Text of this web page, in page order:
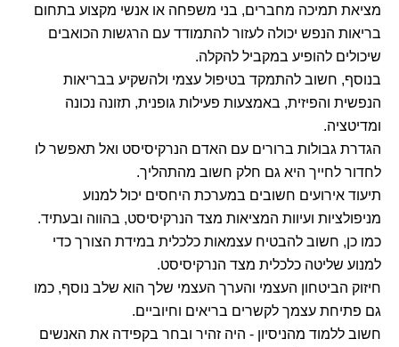
מציאת תמיכה מחברים, בני משפחה או אנשי מקצוע בתחום
בריאות הנפש יכולה לעזור להתמודד עם הרגשות הכואבים
שיכולים להופיע במקביל להקלה.
בנוסף, חשוב להתמקד בטיפול עצמי ולהשקיע בבריאות
הנפשית והפיזית, באמצעות פעילות גופנית, תזונה נכונה
ומדיטציה.
הגדרת גבולות ברורים עם האדם הנרקיסיסט ואל תאפשר לו
לחדור לחייך היא גם חלק חשוב מהתהליך.
תיעוד אירועים חשובים במערכת היחסים יכול למנוע
מניפולציות ועיוות המציאות מצד הנרקיסיסט, בהווה ובעתיד.
כמו כן, חשוב להבטיח עצמאות כלכלית במידת הצורך כדי
למנוע שליטה כלכלית מצד הנרקיסיסט.
חיזוק הביטחון העצמי והערך העצמי שלך הוא שלב נוסף, כמו
גם פתיחת עצמך לקשרים בריאים וחיוביים.
חשוב ללמוד מהניסיון - היה זהיר ובחר בקפידה את האנשים